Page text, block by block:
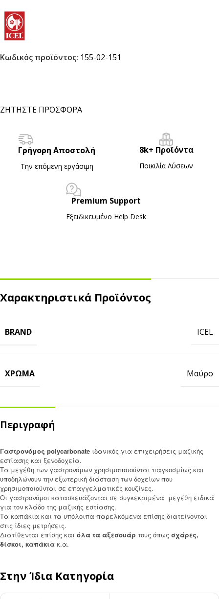
Κωδικός προϊόντος: 155-02-151
ΖΗΤΗΣΤΕ ΠΡΟΣΦΟΡΑ
Γρήγορη Αποστολή
Την επόμενη εργάσιμη
8k+ Προϊόντα
Ποικιλία Λύσεων
Premium Support
Εξειδικευμένο Ηelp Desk
Χαρακτηριστικά Προϊόντος
BRAND ICEL
ΧΡΏΜΑ Μαύρο
Περιγραφή
Γαστρονόμος polycarbonate ιδανικός για επιχειρήσεις μαζικής
εστίασης και ξενοδοχεία.
Τα μεγέθη των γαστρονόμων χρησιμοποιούνται παγκοσμίως και
υποδηλώνουν την εξωτερική διάσταση των δοχείων που
χρησιμοποιούνται σε επαγγελματικές κουζίνες.
Οι γαστρονόμοι κατασκευάζονται σε συγκεκριμένα μεγέθη ειδικά
για τον κλάδο της μαζικής εστίασης.
Τα καπάκια και τα υπόλοιπα παρελκόμενα επίσης διατείνονται
στις ίδιες μετρήσεις.
Διατίθενται επίσης και όλα τα αξεσουάρ τους όπως σχάρες,
δίσκοι, καπάκια κ.α.
Στην Ίδια Κατηγορία